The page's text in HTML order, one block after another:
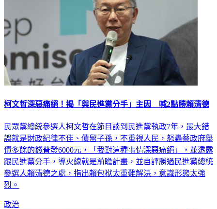
柯文哲深惡痛絕！揭「與民進黨分手」主因 喊2點勝賴清德
民眾黨總統參選人柯文哲在節目談到民進黨執政7年，最大錯
誤就是財政紀律不佳、債留子孫，不重視人民，怒轟蔡政府舉
債多餘的錢普發6000元，「我對這種事情深惡痛絕」，並透露
跟民進黨分手，導火線就是前瞻計畫，並自評勝過民進黨總統
參選人賴清德之處，指出賴包袱太重難解決，意識形態太強
烈。
政治